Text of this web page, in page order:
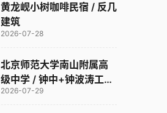
黄龙岘小树咖啡民宿 / 反几
建筑
2026-07-28
北京师范大学南山附属高
级中学 / 钟中+钟波涛工作
室
2026-07-29